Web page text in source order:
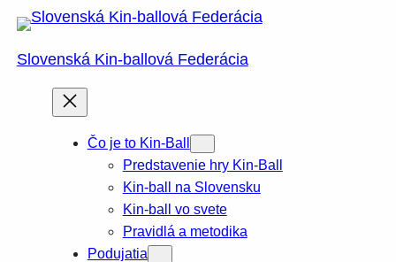
Prejsť
obsah
Slovenská Kin-ballová Federácia
Čo je to Kin-Ball
Predstavenie hry Kin-Ball
Kin-ball na Slovensku
Kin-ball vo svete
Pravidlá a metodika
Podujatia